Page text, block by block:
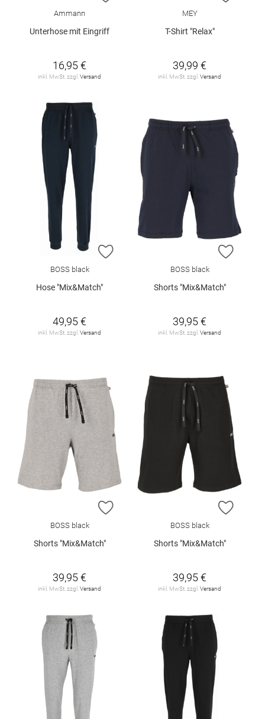
Ammann
Unterhose mit Eingriff
16,95 €
inkl. MwSt. zzgl.Versand
MEY
T-Shirt "Relax"
39,99 €
inkl. MwSt. zzgl.Versand
ZUR WUNSCHLISTE HINZUFÜGEN
BOSS black
Hose "Mix&Match"
49,95 €
inkl. MwSt. zzgl. Versand
ZUR
BOSS black
Shorts "Mix&Match"
39,95 €
inkl. MwSt. zzgl. Versand
ZUR WUNSCHLISTE HINZUFÜGEN
BOSS black
Shorts "Mix&Match"
39,95 €
inkl. MwSt. zzgl. Versand
ZUR
BOSS black
Shorts "Mix&Match"
39,95 €
inkl. MwSt. zzgl. Versand